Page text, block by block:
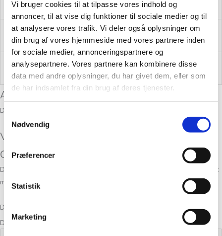
Vi bruger cookies til at tilpasse vores indhold og
annoncer, til at vise dig funktioner til sociale medier og til
at analysere vores trafik. Vi deler også oplysninger om
din brug af vores hjemmeside med vores partnere inden
for sociale medier, annonceringspartnere og
analysepartnere. Vores partnere kan kombinere disse
data med andre oplysninger, du har givet dem, eller som
de har indsamlet fra din brug af deres tjenester.
Samtykkevalg
Nødvendig
Præferencer
Statistik
Marketing
Vægt 0,025 kg
Garn farve Orange
Brand Cardiff Cashmere
Anmeldelser
Der er endnu ikke nogle anmeldelser.
Vær den første til at anmelde “Cardiff
Cashmere Classic Matador 583”
Din e-mailadresse vil ikke blive publiceret.
Krævede felter er markeret
med*
Din bedømmelse
Din anmeldelse